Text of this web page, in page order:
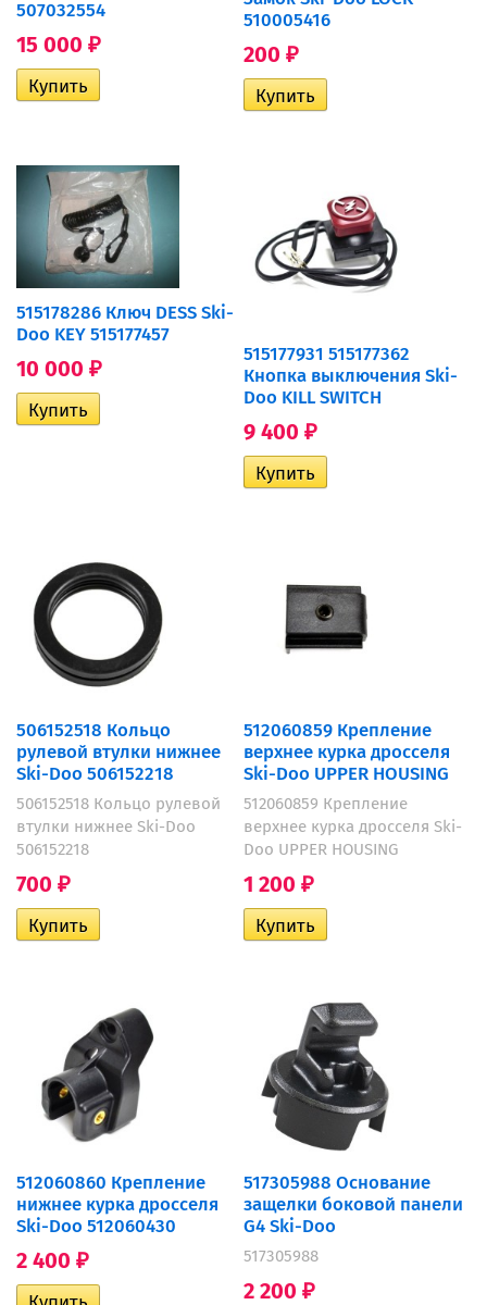
507032554
15 000 ₽
510005416
200 ₽
515178286 Ключ DESS Ski-
Doo KEY 515177457
10 000 ₽
515177931 515177362
Кнопка выключения Ski-
Doo KILL SWITCH
9 400 ₽
506152518 Кольцо
рулевой втулки нижнее
Ski-Doo 506152218
506152518 Кольцо рулевой
втулки нижнее Ski-Doo
506152218
700 ₽
512060859 Крепление
верхнее курка дросселя
Ski-Doo UPPER HOUSING
512060859 Крепление
верхнее курка дросселя Ski-
Doo UPPER HOUSING
1 200 ₽
512060860 Крепление
нижнее курка дросселя
Ski-Doo 512060430
2 400 ₽
517305988 Основание
защелки боковой панели
G4 Ski-Doo
517305988
2 200 ₽